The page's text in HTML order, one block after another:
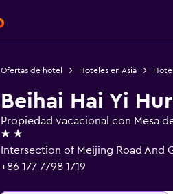
Ofertas de hotel Hoteles en Asia
Beihai Hai Yi
Propiedad vacacional con Mesa
2 estrellas
Intersection of Meijing Road And
+86 177 7798 1719